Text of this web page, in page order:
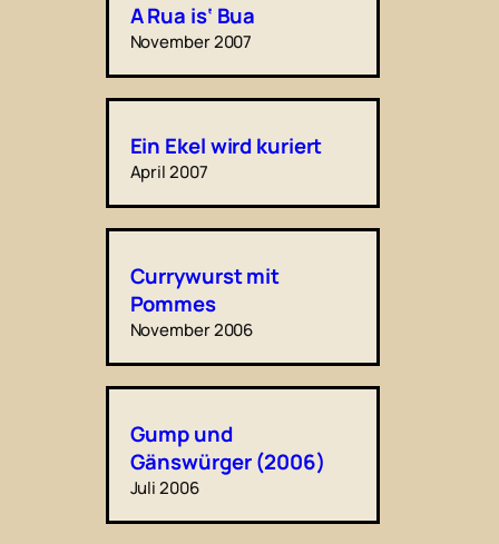
A Rua is‘ Bua
November 2007
Ein Ekel wird kuriert
April 2007
Currywurst mit
Pommes
November 2006
Gump und
Gänswürger (2006)
Juli 2006